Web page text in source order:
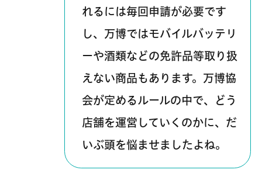
れるには毎回申請が必要です
し、万博ではモバイルバッテリ
ーや酒類などの免許品等取り扱
えない商品もあります。万博協
会が定めるルールの中で、どう
店舗を運営していくのかに、だ
いぶ頭を悩ませましたよね。